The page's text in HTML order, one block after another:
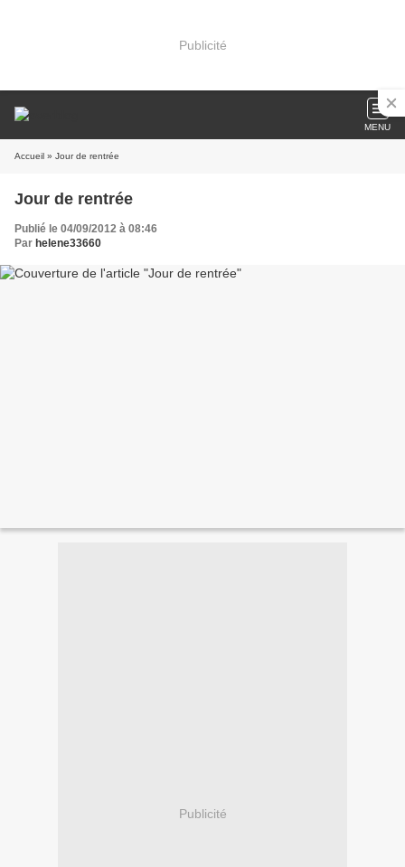
Publicité
MENU
Accueil » Jour de rentrée
Jour de rentrée
Publié le 04/09/2012 à 08:46
Par helene33660
Publicité